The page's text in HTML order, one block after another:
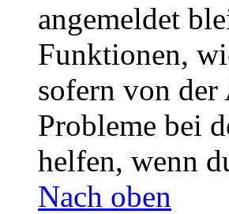
angemeldet
Funktionen,
sofern von
Probleme bei
helfen, wenn
Nach oben